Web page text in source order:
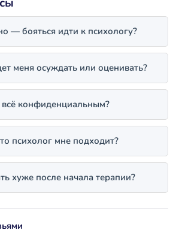
— бояться идти к психологу?
меня осуждать или оценивать?
всё конфиденциальным?
психолог мне подходит?
хуже после начала терапии?